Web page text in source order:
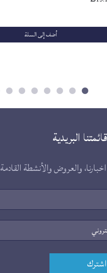
أضف إلى السلة
البريدية
والعروض والأنشطة القادمة
اشترك